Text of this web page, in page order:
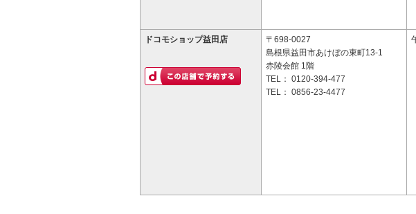
ドコモショップ益田店
〒698-0027
島根県益田市あけぼの東町13-1
赤陵会館 1階
TEL： 0120-394-477
TEL： 0856-23-4477